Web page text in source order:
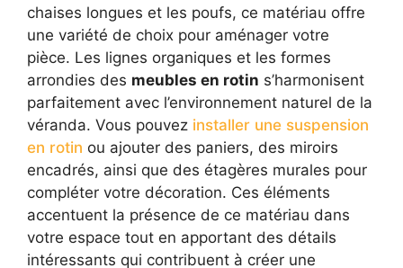
chaises longues et les poufs, ce matériau offre
une variété de choix pour aménager votre
pièce. Les lignes organiques et les formes
arrondies des meubles en rotin s’harmonisent
parfaitement avec l’environnement naturel de la
véranda. Vous pouvez installer une suspension
en rotin ou ajouter des paniers, des miroirs
encadrés, ainsi que des étagères murales pour
compléter votre décoration. Ces éléments
accentuent la présence de ce matériau dans
votre espace tout en apportant des détails
intéressants qui contribuent à créer une